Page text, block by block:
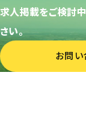
求人掲載をご検討
さい。
お問